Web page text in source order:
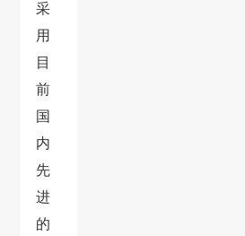
采
用
目
前
国
内
先
进
的